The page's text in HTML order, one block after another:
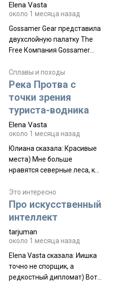
Elena Vasta
около 1 месяца назад
Gossamer Gear представила
двухслойную палатку The
Free Компания Gossamer
туристическую палатку The
Free, которая стала первой
ультралегкой моделью в
ассортименте
производителя. Новинка
получила двухслойную
конструкцию с отдельным
внешним тентом и сетчатой
внутренней палаткой, а ее
комплектации составляет
около 845 г. Палатка весит
менее
Сплавы и походы
Река Протва с
точки зрения
туриста-водника
Elena Vasta
около 1 месяца назад
Юлиана сказалa: Красивые
места) Мне больше
нравятся северные леса, как
южной тайги
Это интересно
Про искусственный
интеллект
tarjuman
около 1 месяца назад
Elena Vasta сказалa: Иишка
точно не спорщик, а
редкостный дипломат) Вот,